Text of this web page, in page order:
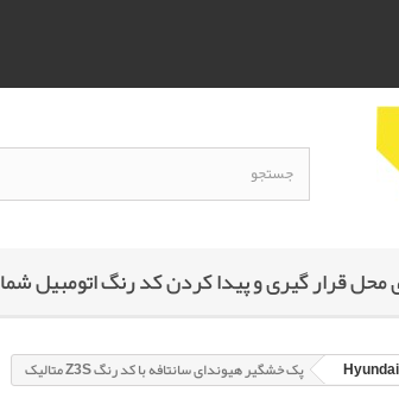
محل قرار گیری و پیدا کردن کد رنگ اتومبیل شما
پک خشگير هیوندای سانتافه با کد رنگ Z3S متاليک